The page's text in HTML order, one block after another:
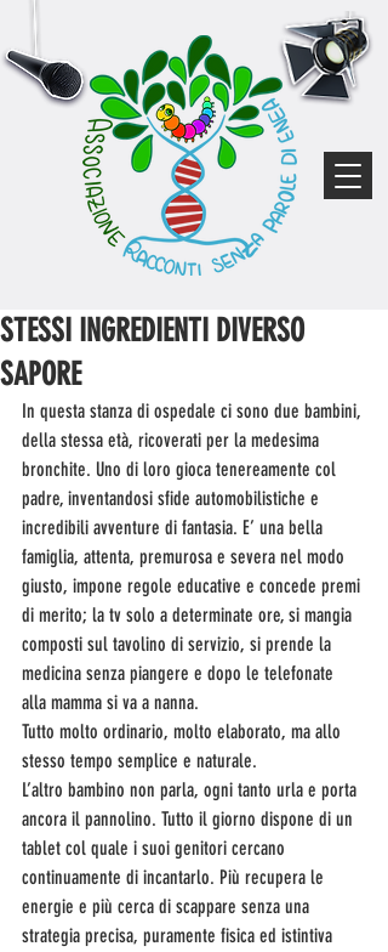
STESSI INGREDIENTI DIVERSO
SAPORE
In questa stanza di ospedale ci sono due bambini,
della stessa età, ricoverati per la medesima
bronchite. Uno di loro gioca tenereamente col
padre, inventandosi sfide automobilistiche e
incredibili avventure di fantasia. E’ una bella
famiglia, attenta, premurosa e severa nel modo
giusto, impone regole educative e concede premi
di merito; la tv solo a determinate ore, si mangia
composti sul tavolino di servizio, si prende la
medicina senza piangere e dopo le telefonate
alla mamma si va a nanna.
Tutto molto ordinario, molto elaborato, ma allo
stesso tempo semplice e naturale.
L’altro bambino non parla, ogni tanto urla e porta
ancora il pannolino. Tutto il giorno dispone di un
tablet col quale i suoi genitori cercano
continuamente di incantarlo. Più recupera le
energie e più cerca di scappare senza una
strategia precisa, puramente fisica ed istintiva